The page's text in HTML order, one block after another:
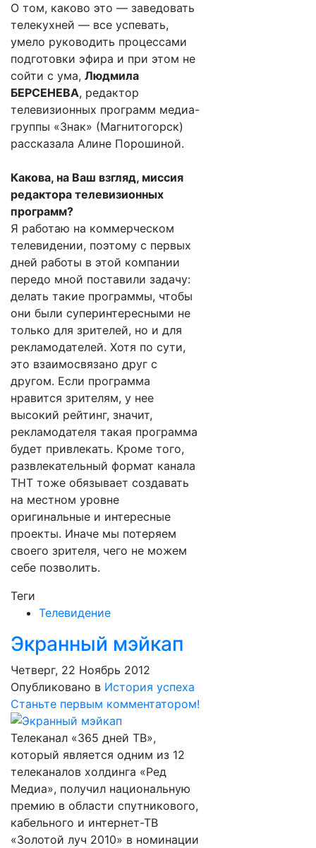
О том, каково это — заведовать
телекухней — все успевать,
умело руководить процессами
подготовки эфира и при этом не
сойти с ума, Людмила
БЕРСЕНЕВА, редактор
телевизионных программ медиа-
группы «Знак» (Магнитогорск)
рассказала Алине Порошиной.
Какова, на Ваш взгляд, миссия
редактора телевизионных
программ?
Я работаю на коммерческом
телевидении, поэтому с первых
дней работы в этой компании
передо мной поставили задачу:
делать такие программы, чтобы
они были суперинтересными не
только для зрителей, но и для
рекламодателей. Хотя по сути,
это взаимосвязано друг с
другом. Если программа
нравится зрителям, у нее
высокий рейтинг, значит,
рекламодателя такая программа
будет привлекать. Кроме того,
развлекательный формат канала
ТНТ тоже обязывает создавать
на местном уровне
оригинальные и интересные
проекты. Иначе мы потеряем
своего зрителя, чего не можем
себе позволить.
Теги
Телевидение
Экранный мэйкап
Четверг, 22 Ноябрь 2012
Опубликовано в История успеха
Станьте первым комментатором!
Телеканал «365 дней ТВ»,
который является одним из 12
телеканалов холдинга «Ред
Медиа», получил национальную
премию в области спутникового,
кабельного и интернет-ТВ
«Золотой луч 2010» в номинации